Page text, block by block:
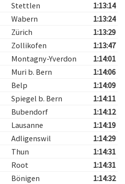
Stettlen
1:13:14
Wabern
1:13:24
Zürich
1:13:29
Zollikofen
1:13:47
Montagny-Yverdon
1:14:01
Muri b. Bern
1:14:06
Belp
1:14:09
Spiegel b. Bern
1:14:11
Bubendorf
1:14:12
Lausanne
1:14:19
Adligenswil
1:14:29
Thun
1:14:31
Root
1:14:31
Bönigen
1:14:32